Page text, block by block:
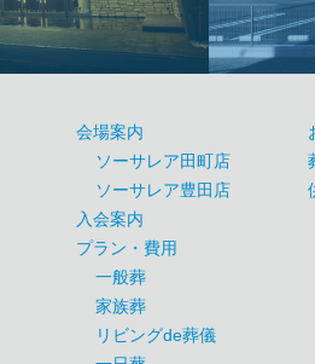
会場案内
ソーサレア田町店
ソーサレア豊田店
入会案内
プラン・費用
一般葬
家族葬
リビングde葬儀